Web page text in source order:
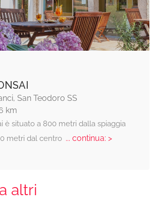
San Teodoro SS
km
è situato a 800 metri dalla spiaggia
metri dal centro... continua: >
altri